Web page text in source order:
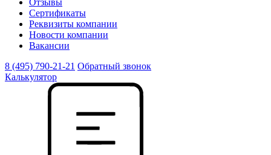
Отзывы
Сертификаты
Реквизиты компании
Новости компании
Вакансии
8 (495) 790-21-21 Обратный звонок
Калькулятор